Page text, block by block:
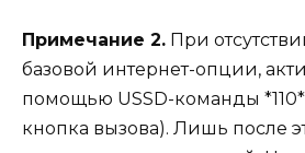
Примечание 2. При
базовой интернет-опции,
помощью USSD-команды
кнопка вызова). Лишь после